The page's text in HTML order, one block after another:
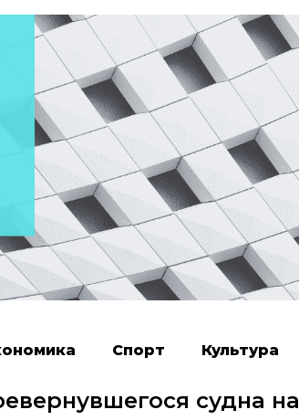
Спорт Культура
судна на